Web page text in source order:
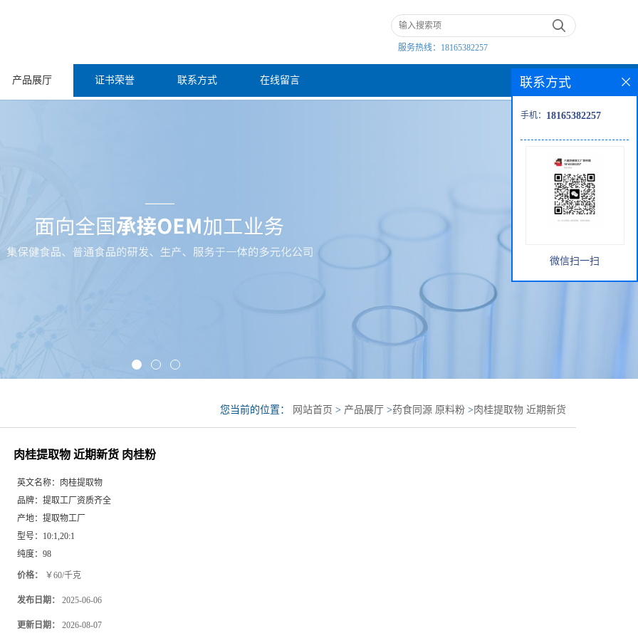
服务热线： 18165382257
产品展厅 证书荣誉 联系方式 在线留言
您当前的位置： 网站首页 > 产品展厅 >药食同源 原料粉 > 肉桂提取物 近期新货
肉桂提取物 近期新货 肉桂粉
英文名称：
肉桂提取物
品牌： 提取工厂资质齐全
产地： 提取物工厂
型号： 10:1,20:1
纯度： 98
价格： ￥60/千克
发布日期： 2025-06-06
更新日期： 2026-08-07
联系方式
手机： 18165382257
微信扫一扫